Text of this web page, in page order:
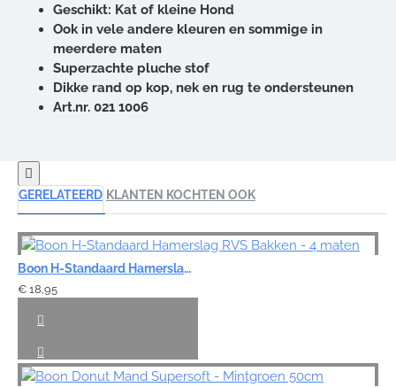
Geschikt: Kat of kleine Hond
Ook in vele andere kleuren en sommige in
meerdere maten
Superzachte pluche stof
Dikke rand op kop, nek en rug te ondersteunen
Art.nr. 021 1006
GERELATEERD KLANTEN KOCHTEN OOK
Boon H-Standaard Hamerslag RVS Bakken - 4 maten
€ 18,95